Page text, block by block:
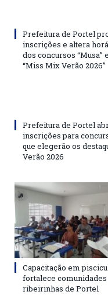
Prefeitura de Portel
inscrições e altera
dos concursos “Musa” e
“Miss Mix Verão 2026”
Prefeitura de Portel
inscrições para
que elegerão os
Verão 2026
Capacitação em
fortalece comunidades
ribeirinhas de Portel